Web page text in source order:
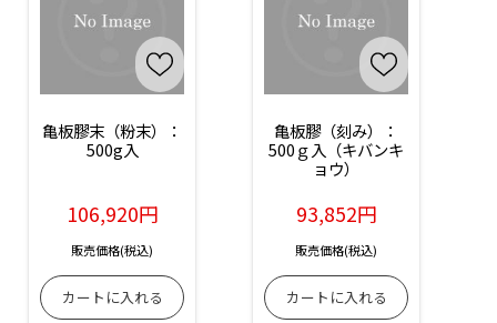
亀板膠末（粉末）：
500g入
106,920円
販売価格(税込)
亀板膠（刻み）：
500ｇ入（キバンキ
ョウ）
93,852円
販売価格(税込)